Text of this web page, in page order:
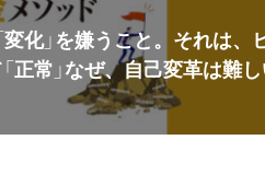
変化」を嫌うこと。それは、
正常」なぜ、自己変革は難